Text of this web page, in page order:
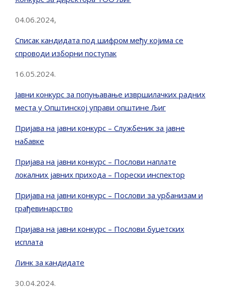
04.06.2024,
Списак кандидата под шифром међу којима се
спроводи изборни поступак
16.05.2024.
Јавни конкурс за попуњавање извршилачких радних
места у Општинској управи општине Љиг
Пријава на јавни конкурс – Службеник за јавне
набавке
Пријава на јавни конкурс – Послови наплате
локалних јавних прихода – Порески инспектор
Пријава на јавни конкурс – Послови за урбанизам и
грађевинарство
Пријава на јавни конкурс – Послови буџетских
исплата
Линк за кандидате
30.04.2024.